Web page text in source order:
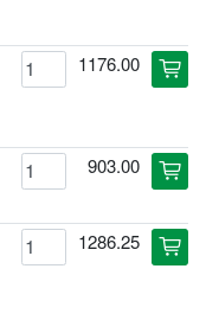
1176.00 cart
903.00 cart
1286.25 cart